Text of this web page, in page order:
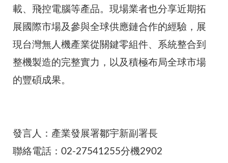
載、飛控電腦等產品。現場業者也分享近期拓
展國際市場及參與全球供應鏈合作的經驗，展
現台灣無人機產業從關鍵零組件、系統整合到
整機製造的完整實力，以及積極布局全球市場
的豐碩成果。
發言人：產業發展署鄒宇新副署長
聯絡電話：02-27541255分機2902